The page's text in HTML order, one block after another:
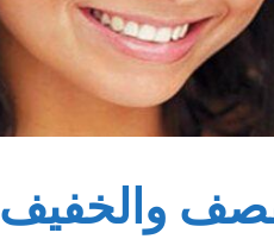
والخفيف